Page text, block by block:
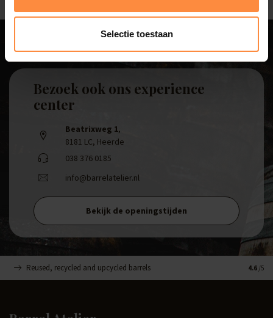
Selectie toestaan
Bezoek ook ons experience
center
Beatrixweg 1,
8181 LC, Heerde
038 376 0185
info@barrelatelier.nl
Bekijk de openingstijden
Reused, recycled and upcycled barrels 4.6 /5